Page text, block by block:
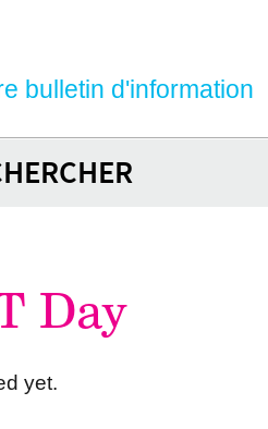
bulletin d'information
Day
yet.